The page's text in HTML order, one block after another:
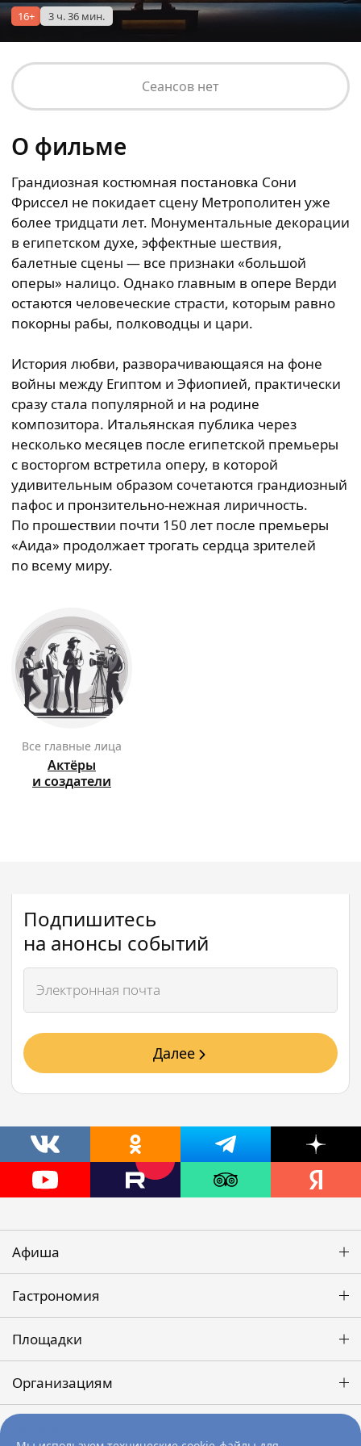
16+ 3 ч. 36 мин.
Сеансов нет
О фильме
Грандиозная костюмная постановка Сони
Фриссел не покидает сцену Метрополитен уже
более тридцати лет. Монументальные декорации
в египетском духе, эффектные шествия,
балетные сцены — все признаки «большой
оперы» налицо. Однако главным в опере Верди
остаются человеческие страсти, которым равно
покорны рабы, полководцы и цари.
История любви, разворачивающаяся на фоне
войны между Египтом и Эфиопией, практически
сразу стала популярной и на родине
композитора. Итальянская публика через
несколько месяцев после египетской премьеры
с восторгом встретила оперу, в которой
удивительным образом сочетаются грандиозный
пафос и пронзительно-нежная лиричность.
По прошествии почти 150 лет после премьеры
«Аида» продолжает трогать сердца зрителей
по всему миру.
Все главные лица
Актёры
и создатели
Подпишитесь
на анонсы событий
Далее
Афиша
Гастрономия
Площадки
Организациям